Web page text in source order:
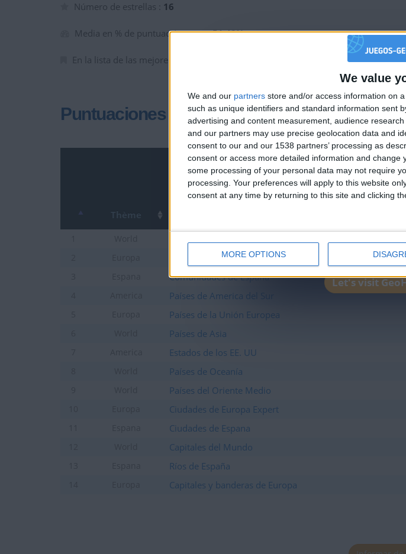
We value
We and our partners store and/or access information on
such as unique identifiers and standard information sent
advertising and content measurement, audience
and our partners may use precise geolocation data and
consent to our and our 1538 partners’ processing as
consent or access more detailed information and change
some processing of your personal data may not require
processing. Your preferences will apply to this website
consent at any time by returning to this site and clicking
MORE OPTIONS
Número de estrellas : 16
Media en % de puntuación max. :51.48%
En la lista de las mejores partidas :
Puntuaciones
1
Thème
Países de Europa
Comunidades de España
Países de America del Sur
Países de la Unión Europea
Países de Asia
Estados de los EE. UU
Países de Oceanía
Países del Oriente Medio
Ciudades de Europa Expert
Ciudades de Espana
Capitales del Mundo
Ríos de España
Capitales y banderas de Europa
🇺🇸 We noticed
an English-
Join our American
the firsts to submit
Let's visit